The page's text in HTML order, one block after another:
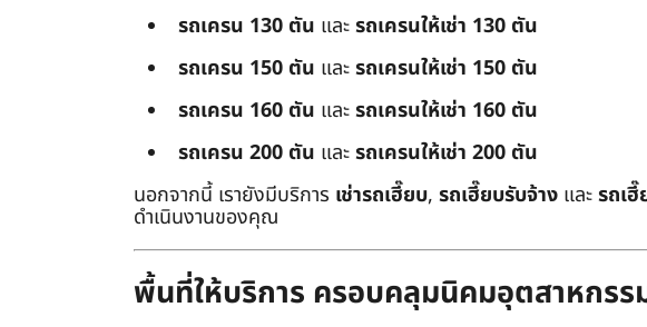
รถเครน 130 ตัน และรถเครนให้เช่า 130 ตัน
รถเครน 150 ตัน และรถเครนให้เช่า 150 ตัน
รถเครน 160 ตัน และรถเครนให้เช่า 160 ตัน
รถเครน 200 ตัน และรถเครนให้เช่า 200 ตัน
นอกจากนี้ เรายังมีบริการ เช่ารถเฮี๊ยบ, รถเฮี๊ยบรับจ้าง และรถเฮี๊
ดำเนินงานของคุณ
พื้นที่ให้บริการ ครอบคลุมนิคมอุตสาหกรร